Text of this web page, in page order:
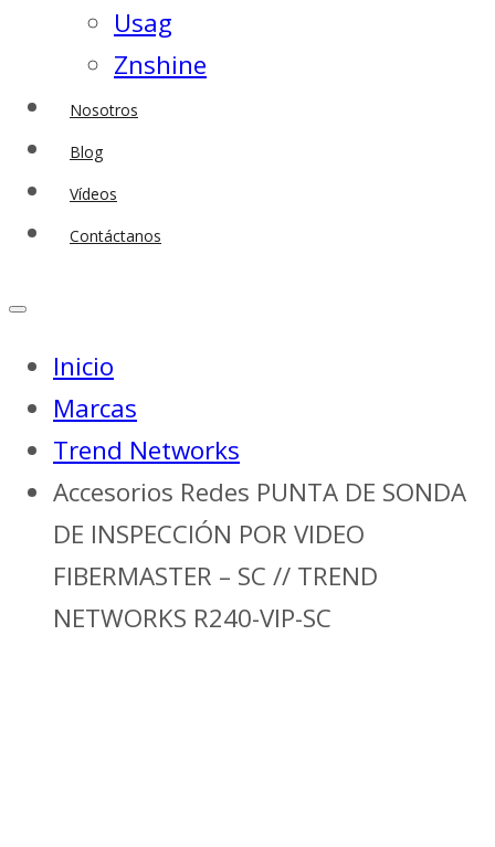
Usag
Znshine
Nosotros
Blog
Vídeos
Contáctanos
Inicio
Marcas
Trend Networks
Accesorios Redes PUNTA DE SONDA
DE INSPECCIÓN POR VIDEO
FIBERMASTER – SC // TREND
NETWORKS R240-VIP-SC